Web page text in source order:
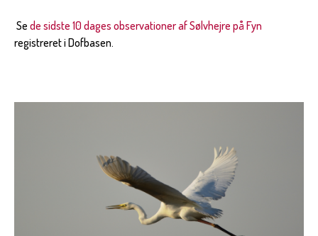
Se de sidste 10 dages observationer af Sølvhejre på Fyn
registreret i Dofbasen.